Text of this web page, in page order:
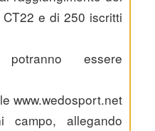
e di 250 iscritti
essere
www.wedosport.net
campo, allegando